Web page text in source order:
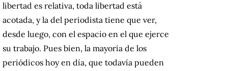
libertad es relativa, toda libertad está
acotada, y la del periodista tiene que ver,
desde luego, con el espacio en el que ejerce
su trabajo. Pues bien, la mayoría de los
periódicos hoy en día, que todavía pueden